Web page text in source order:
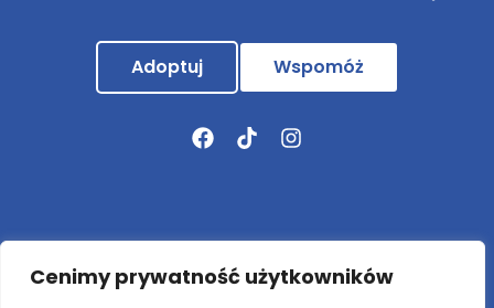
Cenimy prywatność użytkowników
Adoptuj Wspomóż
Aktualności
O nas